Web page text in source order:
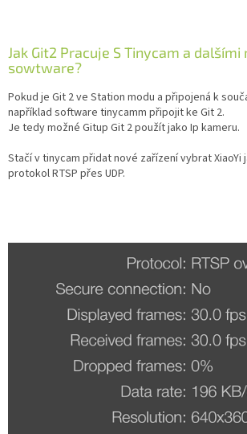
Jak Git2 Pracuje S Tinycam a
sowtware?
Pokud je Git 2 ve Station modu a připojená k
například software tinycamm připojit ke Git 2.
Je tedy možné Gitup Git 2 použít jako Ip kameru.
Stačí v tinycam přidat nové zařízení vybrat XiaoYi
protokol RTSP přes UDP.